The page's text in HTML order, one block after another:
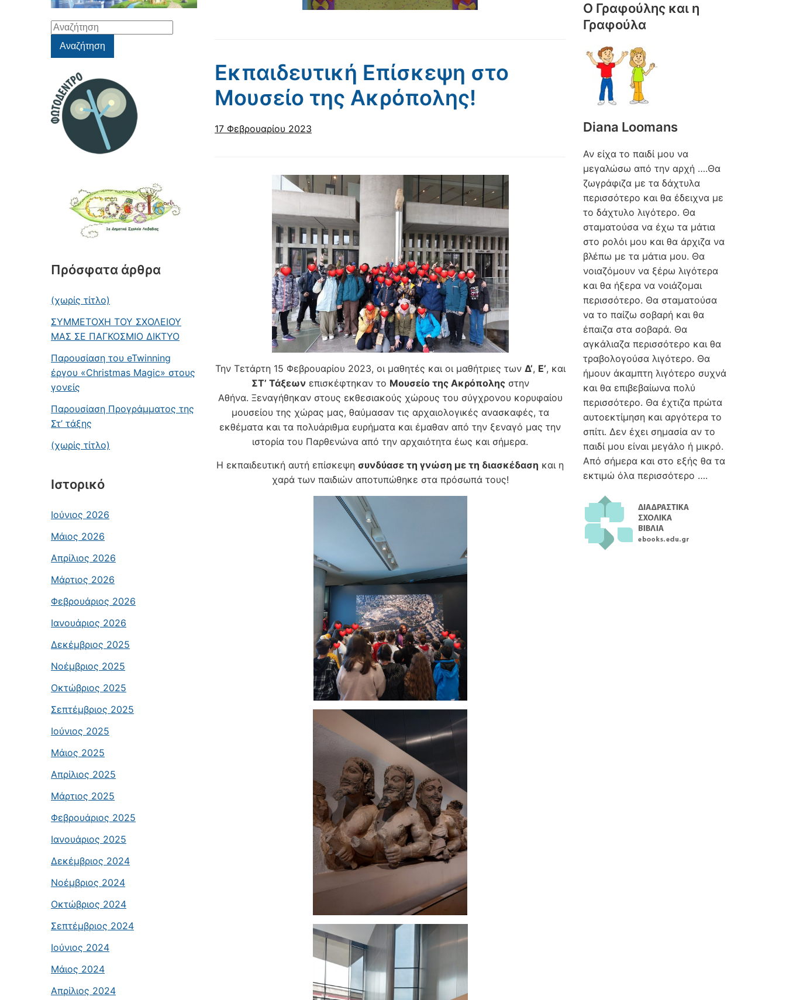
Αναζήτηση
για:Αναζήτηση
Πρόσφατα άρθρα
(χωρίς τίτλο)
ΣΥΜΜΕΤΟΧΗ ΤΟΥ ΣΧΟΛΕΙΟΥ
ΜΑΣ ΣΕ ΠΑΓΚΟΣΜΙΟ ΔΙΚΤΥΟ
Παρουσίαση του eTwinning
έργου «Christmas Magic» στους
γονείς
Παρουσίαση Προγράμματος της
Στ’ τάξης
(χωρίς τίτλο)
Ιστορικό
Ιούνιος 2026
Μάιος 2026
Απρίλιος 2026
Μάρτιος 2026
Φεβρουάριος 2026
Ιανουάριος 2026
Δεκέμβριος 2025
Νοέμβριος 2025
Οκτώβριος 2025
Σεπτέμβριος 2025
Ιούνιος 2025
Μάιος 2025
Απρίλιος 2025
Μάρτιος 2025
Φεβρουάριος 2025
Ιανουάριος 2025
Δεκέμβριος 2024
Νοέμβριος 2024
Οκτώβριος 2024
Σεπτέμβριος 2024
Ιούνιος 2024
Μάιος 2024
Απρίλιος 2024
Εκπαιδευτική Επίσκεψη στο
Μουσείο της Ακρόπολης!
17 Φεβρουαρίου 2023
Την Τετάρτη 15 Φεβρουαρίου 2023, οι μαθητές και οι μαθήτριες των Δ’, Ε’, και
ΣΤ’ Τάξεωνεπισκέφτηκαν το Μουσείο της Ακρόποληςστην
Αθήνα. Ξεναγήθηκαν στους εκθεσιακούς χώρους του σύγχρονου κορυφαίου
μουσείου της χώρας μας, θαύμασαν τις αρχαιολογικές ανασκαφές, τα
εκθέματα και τα πολυάριθμα ευρήματα και έμαθαν από την ξεναγό μας την
ιστορία του Παρθενώνα από την αρχαιότητα έως και σήμερα.
Η εκπαιδευτική αυτή επίσκεψη συνδύασε τη γνώση με τη διασκέδαση και η
χαρά των παιδιών αποτυπώθηκε στα πρόσωπά τους!
Ο Γραφούλης και η
Γραφούλα
Diana Loomans
Αν είχα το παιδί μου να
μεγαλώσω από την αρχή ….Θα
ζωγράφιζα με τα δάχτυλα
περισσότερο και θα έδειχνα με
το δάχτυλο λιγότερο. Θα
σταματούσα να έχω τα μάτια
στο ρολόι μου και θα άρχιζα να
βλέπω με τα μάτια μου. Θα
νοιαζόμουν να ξέρω λιγότερα
και θα ήξερα να νοιάζομαι
περισσότερο. Θα σταματούσα
να το παίζω σοβαρή και θα
έπαιζα στα σοβαρά. Θα
αγκάλιαζα περισσότερο και θα
τραβολογούσα λιγότερο. Θα
ήμουν άκαμπτη λιγότερο συχνά
και θα επιβεβαίωνα πολύ
περισσότερο. Θα έχτιζα πρώτα
αυτοεκτίμηση και αργότερα το
σπίτι. Δεν έχει σημασία αν το
παιδί μου είναι μεγάλο ή μικρό.
Από σήμερα και στο εξής θα τα
εκτιμώ όλα περισσότερο ….